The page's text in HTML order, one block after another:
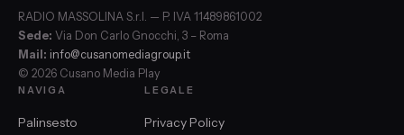
RADIO MASSOLINA S.r.l. — P. IVA 11489861002
Sede: Via Don Carlo Gnocchi, 3 – Roma
Mail: info@cusanomediagroup.it
© 2026 Cusano Media Play
NAVIGA
Palinsesto
LEGALE
Privacy Policy